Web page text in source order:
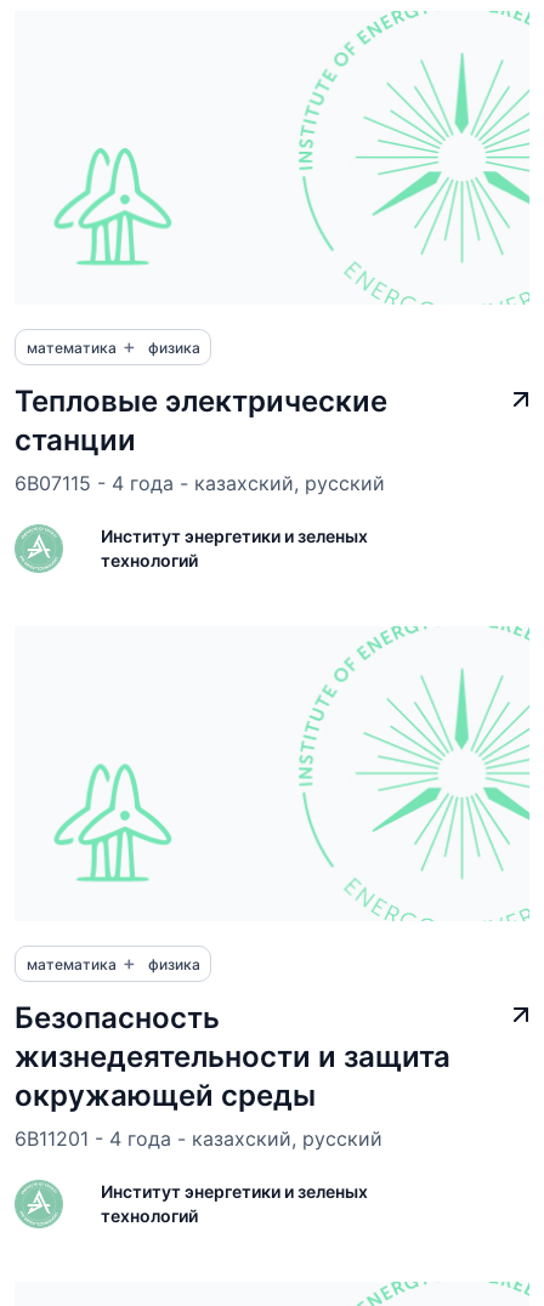
математика + физика
Тепловые электрические
станции
6B07115 - 4 года - казахский, русский
Институт энергетики и зеленых
технологий
математика + физика
Безопасность
жизнедеятельности и защита
окружающей среды
6B11201 - 4 года - казахский, русский
Институт энергетики и зеленых
технологий